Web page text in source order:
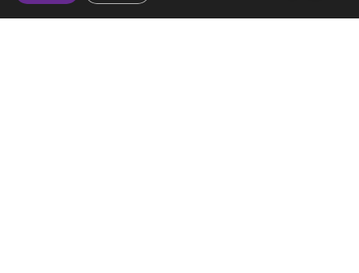
Rua de Dona Estefânia nº 175 1000-154 Lisboa